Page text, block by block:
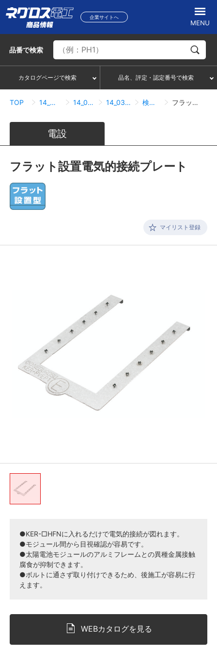
企業サイトへ
MENU
品番で検索
カタログページで検索 品名、評定・認定番号で検索
TOP 14_太陽光発電設備関連 14_03_金属屋根用架台 14_03_02_ハゼ式折板屋根 検索結果一覧 フラット設置電気的接続プレート
電設
フラット設置電気的接続プレート
マイリスト登録
●KER-□HFNに入れるだけで電気的接続が図れます。
●モジュール間から目視確認が容易です。
●太陽電池モジュールのアルミフレームとの異種金属接触
腐食が抑制できます。
●ボルトに通さず取り付けできるため、後施工が容易に行
えます。
WEBカタログを見る